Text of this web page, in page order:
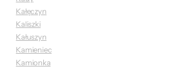
Kałęczyn
Kaliszki
Kałuszyn
Kamieniec
Kamionka